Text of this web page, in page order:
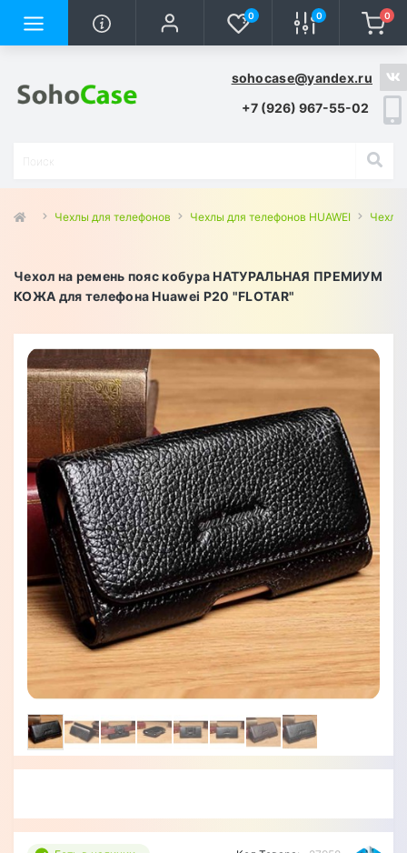
0 0 0
sohocase@yandex.ru
+7 (926) 967-55-02
Чехлы для телефонов Чехлы для телефонов HUAWEI Чехлы
Чехол на ремень пояс кобура НАТУРАЛЬНАЯ ПРЕМИУМ
КОЖА для телефона Huawei P20 "FLOTAR"